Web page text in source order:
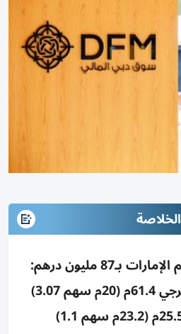
الخلاصة
صفقات كبيرة بأسهم الإمارات بـ87 مليون درهم:
دبي صفقة اتحاد إنيرجي 61.4م (20م سهم 3.07)